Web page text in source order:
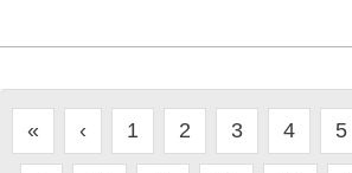
« ‹ 1 2 3 4 5